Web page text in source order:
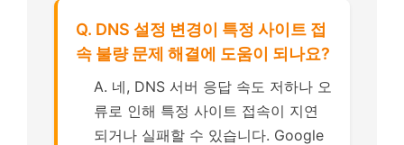
Q. DNS 설정 변경이 특정 사이트 접
속 불량 문제 해결에 도움이 되나요?
A. 네, DNS 서버 응답 속도 저하나 오
류로 인해 특정 사이트 접속이 지연
되거나 실패할 수 있습니다. Google